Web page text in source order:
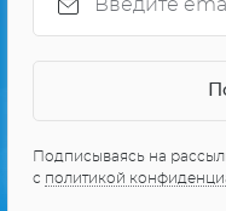
Подписываясь на
с политикой